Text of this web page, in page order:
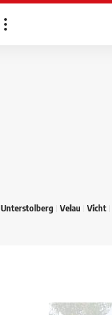
Unterstolberg Velau Vicht